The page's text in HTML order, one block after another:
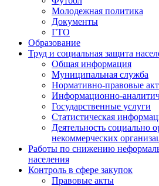
Молодежная политика
Документы
ГТО
Образование
Труд и социальная защита
Общая информация
Муниципальная служба
Нормативно-правовые
Информационно-
Государственные услуги
Статистическая
Деятельность социально
некоммерческих
Работы по снижению
населения
Контроль в сфере закупок
Правовые акты